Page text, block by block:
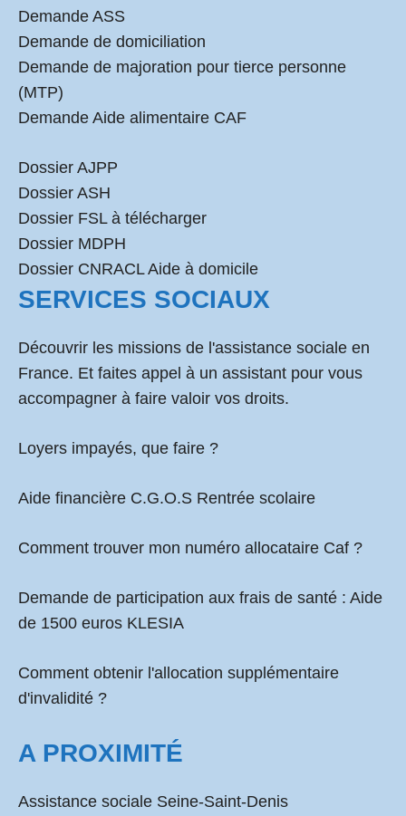
Demande ASS
Demande de domiciliation
Demande de majoration pour tierce personne
(MTP)
Demande Aide alimentaire CAF
Dossier AJPP
Dossier ASH
Dossier FSL à télécharger
Dossier MDPH
Dossier CNRACL Aide à domicile
SERVICES SOCIAUX
Découvrir les missions de l'assistance sociale en
France. Et faites appel à un assistant pour vous
accompagner à faire valoir vos droits.
Loyers impayés, que faire ?
Aide financière C.G.O.S Rentrée scolaire
Comment trouver mon numéro allocataire Caf ?
Demande de participation aux frais de santé : Aide
de 1500 euros KLESIA
Comment obtenir l'allocation supplémentaire
d'invalidité ?
A PROXIMITÉ
Assistance sociale Seine-Saint-Denis